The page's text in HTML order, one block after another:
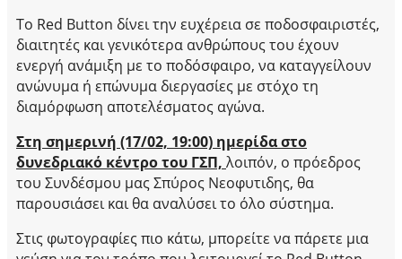
Το Red Button δίνει την ευχέρεια σε ποδοσφαιριστές,
διαιτητές και γενικότερα ανθρώπους του έχουν
ενεργή ανάμιξη με το ποδόσφαιρο, να καταγγείλουν
ανώνυμα ή επώνυμα διεργασίες με στόχο τη
διαμόρφωση αποτελέσματος αγώνα.
Στη σημερινή (17/02, 19:00) ημερίδα στο
δυνεδριακό κέντρο του ΓΣΠ, λοιπόν, ο πρόεδρος
του Συνδέσμου μας Σπύρος Νεοφυτιδης, θα
παρουσιάσει και θα αναλύσει το όλο σύστημα.
Στις φωτογραφίες πιο κάτω, μπορείτε να πάρετε μια